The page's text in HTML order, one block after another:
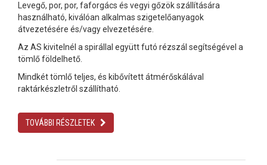
Levegő, por, por, faforgács és vegyi gőzök szállítására
használható, kiválóan alkalmas szigetelőanyagok
átvezetésére és/vagy elvezetésére.
Az AS kivitelnél a spirállal együtt futó rézszál segítségével a
tömlő földelhető.
Mindkét tömlő teljes, és kibővített átmérőskálával
raktárkészletről szállítható.
TOVÁBBI RÉSZLETEK